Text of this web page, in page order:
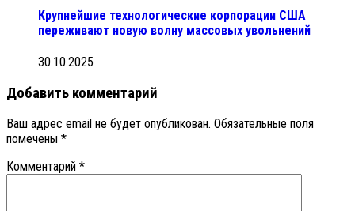
Крупнейшие технологические корпорации США
переживают новую волну массовых увольнений
30.10.2025
Добавить комментарий
Ваш адрес email не будет опубликован. Обязательные поля
помечены *
Комментарий *